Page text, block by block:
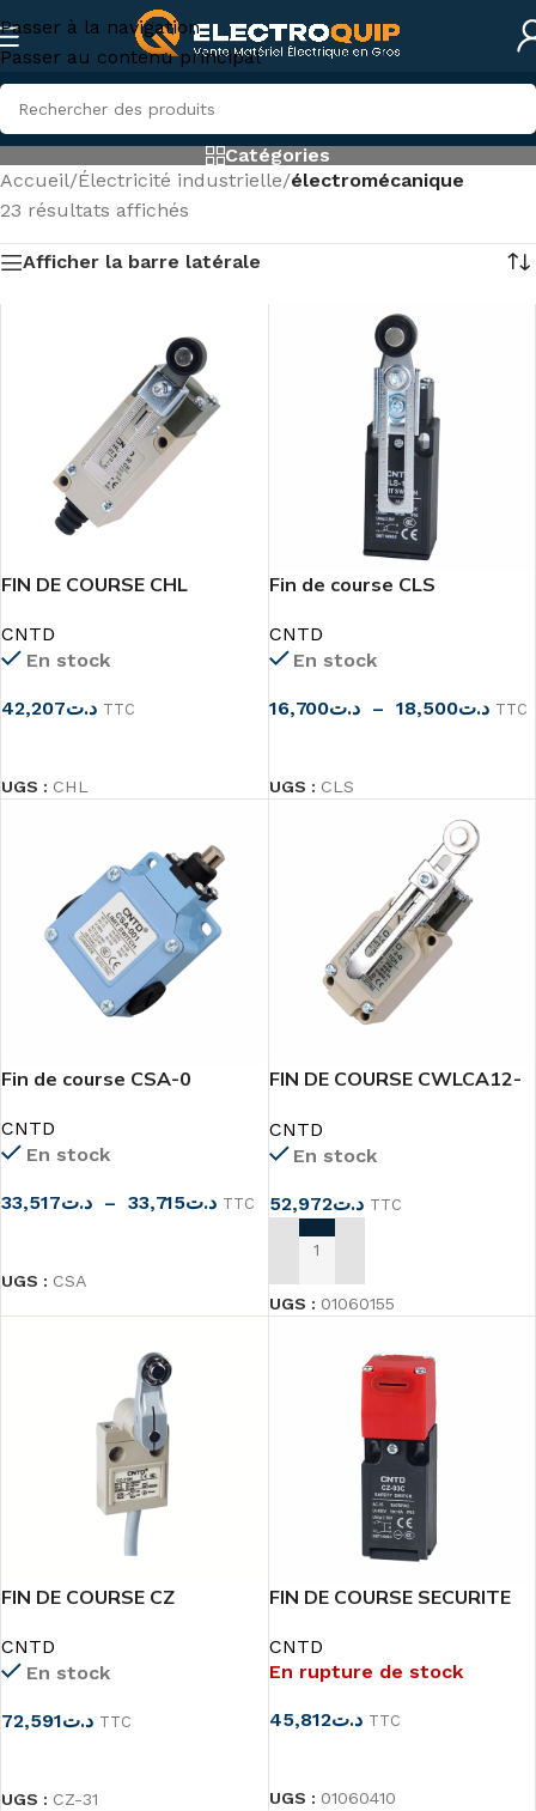
Passer à la navigation
Passer au contenu principal
Catégories
Accueil/Électricité industrielle/électromécanique
23 résultats affichés
Afficher la barre latérale
FIN DE COURSE CHL
CNTD
En stock
د.ت42,207
TTC
UGS : CHL
Fin de course CLS
CNTD
En stock
د.ت16,700 – د.ت18,500
TTC
UGS : CLS
Fin de course CSA-0
CNTD
En stock
د.ت33,517 – د.ت33,715
TTC
UGS : CSA
FIN DE COURSE CWLCA12-
CNTD
En stock
د.ت52,972 TTC
AJOUTER AU PANIER
UGS : 01060155
FIN DE COURSE CZ
CNTD
En stock
د.ت72,591
TTC
UGS : CZ-31
FIN DE COURSE SECURITE
CNTD
En rupture de stock
د.ت45,812
TTC
UGS : 01060410